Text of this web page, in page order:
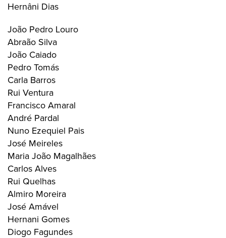
Hernâni Dias
João Pedro Louro
Abraão Silva
João Caiado
Pedro Tomás
Carla Barros
Rui Ventura
Francisco Amaral
André Pardal
Nuno Ezequiel Pais
José Meireles
Maria João Magalhães
Carlos Alves
Rui Quelhas
Almiro Moreira
José Amável
Hernani Gomes
Diogo Fagundes